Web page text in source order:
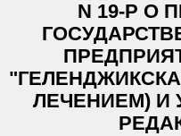
N 19-Р О
ЛЕЧЕНИЕМ) И